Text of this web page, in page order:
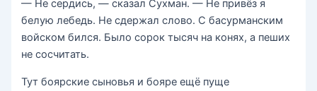
— Не сердись, — сказал Сухман. — Не привёз я
белую лебедь. Не сдержал слово. С басурманским
войском бил­ся. Было сорок тысяч на конях, а пеших
не сосчитать.
Тут боярские сыновья и бояре ещё пуще